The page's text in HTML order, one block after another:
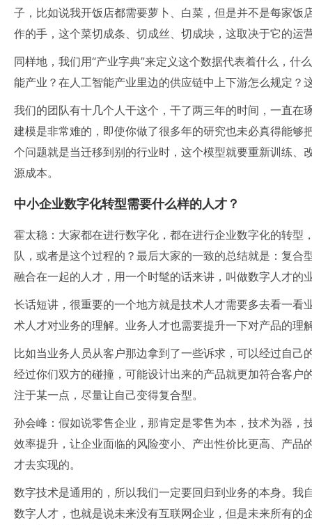
子，比如说我开饭店都需要萝卜、白菜，但是并不是每家饭
作的手，这个菜切成条、切成丝、切成块，这取决于它的运
同样地，我们用“产业字典”来定义这个数据代表着什么，什
能产业？在人工智能产业里边的供应链中上下游怎么规定？
我们的团队有十几个人干这个，干了两三年的时间，一直在
建模是非常难的，即使你做了很多年的研究也未必真得能够
个问题就是当迁移到别的行业时，这个模型就要重新训练、
源成本。
中小企业数字化转型需要什么样的人才？
霍太稳：大家都在进行数字化，都在进行企业数字化的转型
队，或者是这个过程的？最后大家的一致的总结就是：复
融合在一起的人才，用一个时髦的话来讲，叫做数字人才的
长话短讲，很重要的一个地方就是技术人才需要多去看一看
术人才对业务的理解。业务人才也需要提升一下对产品的理
比如当业务人员从客户那边拿到了一些诉求，可以经过自
经过你们双方的碰撞，可能设计出来的产品就更加符合客户
注于某一点，尽量让自己变得复合型。
孙会峰：假如说零售企业，那肯定是零售为本，技术为器，
效率提升，让企业面临的风险变小、产出性价比更高、产品
才去实现的。
数字技术是通用的，所以我们一定要回归到业务的本身。我
数字人才，也就是说未来没有互联网企业，但是未来所有的